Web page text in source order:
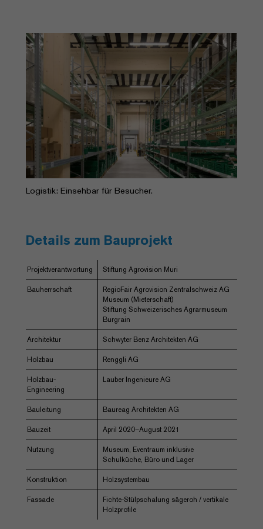
Logistik: Einsehbar für Besucher.
Details zum Bauprojekt
Projektverantwortung Stiftung Agrovision Muri
Bauherrschaft
RegioFair Agrovision Zentralschweiz AG
Museum (Mieterschaft)
Stiftung Schweizerisches Agrarmuseum
Burgrain
Architektur Schwyter Benz Architekten AG
Holzbau Renggli AG
Holzbau-
Engineering
Lauber Ingenieure AG
Bauleitung Baureag Architekten AG
Bauzeit April 2020–August 2021
Nutzung
Museum, Eventraum inklusive
Schulküche, Büro und Lager
Konstruktion Holzsystembau
Fassade
Fichte-Stülpschalung sägeroh / vertikale
Holzprofile